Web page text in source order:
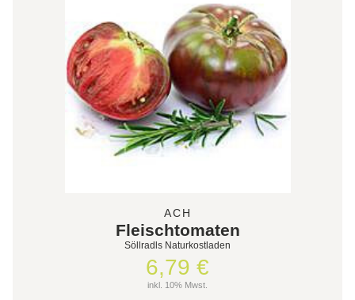
ACH
Fleischtomaten
Söllradls Naturkostladen
6,79 €
inkl. 10% Mwst.